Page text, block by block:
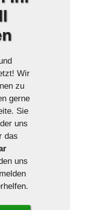
Wir
zu
gerne
Sie
uns
das
uns